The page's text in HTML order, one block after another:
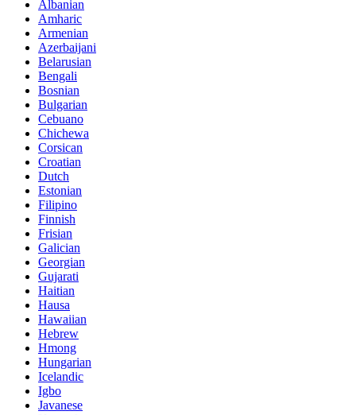
Albanian
Amharic
Armenian
Azerbaijani
Belarusian
Bengali
Bosnian
Bulgarian
Cebuano
Chichewa
Corsican
Croatian
Dutch
Estonian
Filipino
Finnish
Frisian
Galician
Georgian
Gujarati
Haitian
Hausa
Hawaiian
Hebrew
Hmong
Hungarian
Icelandic
Igbo
Javanese